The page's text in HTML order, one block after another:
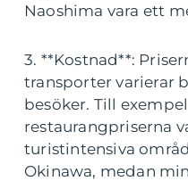
Naoshima vara ett
3. **Kostnad**:
transporter varierar
besöker. Till
restaurangpriserna
turistintensiva
Okinawa, medan